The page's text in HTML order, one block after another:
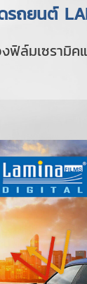
ถยนต์
ล์มเซรามิค